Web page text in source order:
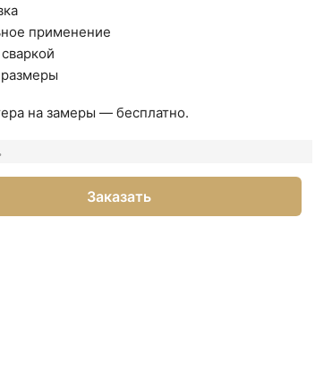
применение
на замеры — бесплатно.
Заказать